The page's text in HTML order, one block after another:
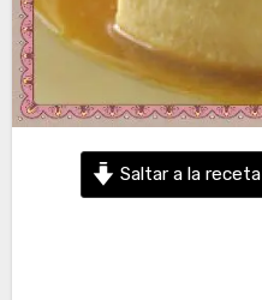
Saltar a la receta